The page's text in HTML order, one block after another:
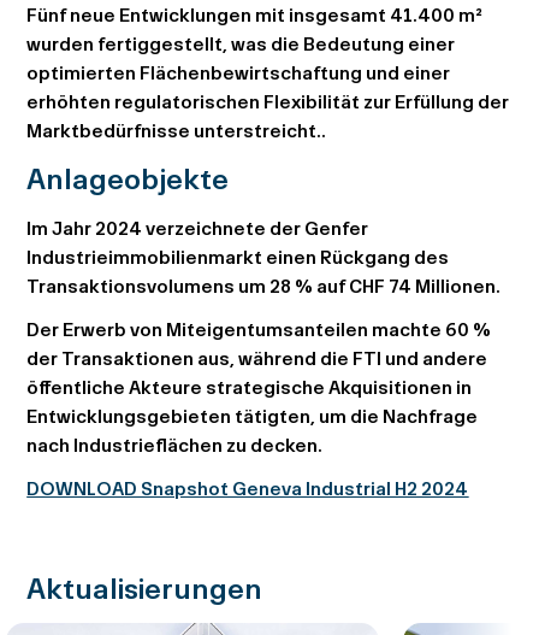
Fünf neue Entwicklungen mit insgesamt 41.400 m²
wurden fertiggestellt, was die Bedeutung einer
optimierten Flächenbewirtschaftung und einer
erhöhten regulatorischen Flexibilität zur Erfüllung der
Marktbedürfnisse unterstreicht..
Anlageobjekte
Im Jahr 2024 verzeichnete der Genfer
Industrieimmobilienmarkt einen Rückgang des
Transaktionsvolumens um 28 % auf CHF 74 Millionen.
Der Erwerb von Miteigentumsanteilen machte 60 %
der Transaktionen aus, während die FTI und andere
öffentliche Akteure strategische Akquisitionen in
Entwicklungsgebieten tätigten, um die Nachfrage
nach Industrieflächen zu decken.
DOWNLOAD Snapshot Geneva Industrial H2 2024
Aktualisierungen